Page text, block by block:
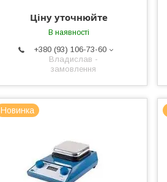
Ціну уточнюйте
В наявності
+380 (93) 106-73-60
Владислав -
замовлення
Новинка